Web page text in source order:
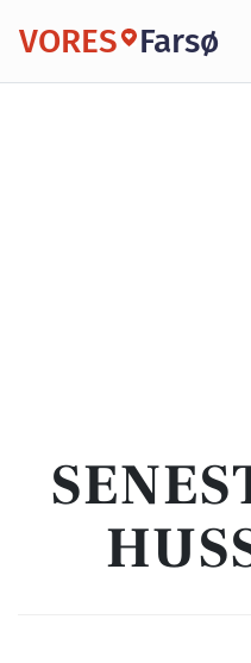
VORES Farsø